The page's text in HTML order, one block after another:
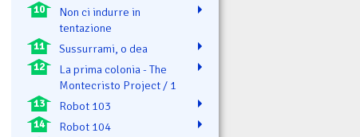
10
Non ci indurre in
tentazione
11 Sussurrami, o dea
12
La prima colonia - The
Montecristo Project / 1
13 Robot 103
14 Robot 104